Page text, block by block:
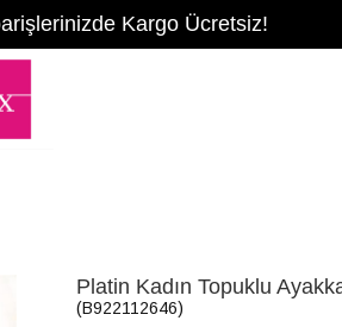
Kargo Ücretsiz!
Platin Kadın Topuklu
(B922112646)